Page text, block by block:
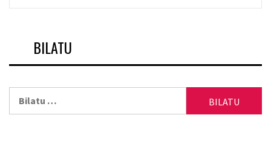
BILATU